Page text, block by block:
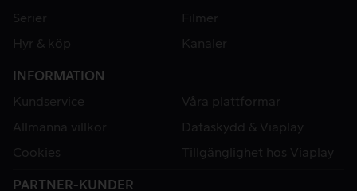
Serier
Filmer
Hyr & köp
Kanaler
INFORMATION
Kundservice
Våra plattformar
Allmänna villkor
Dataskydd & Viaplay
Cookies
Tillgänglighet hos Viaplay
PARTNER-KUNDER